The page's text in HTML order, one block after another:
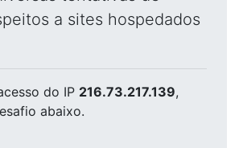
a sites hospedados
do IP 216.73.217.139,
abaixo.